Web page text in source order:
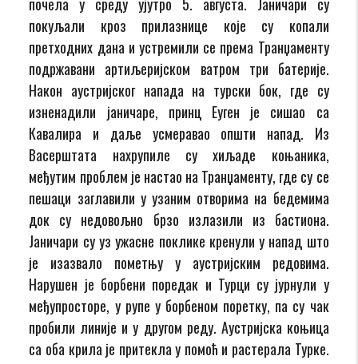
покуљали кроз прилазнице које су копали
претходних дана и устремили се према Транџаменту
подржавани артиљеријском ватром три батерије.
Након аустријског напада на турски бок, где су
изненадили јаничаре, принц Еуген је сишао са
Кавалира и даље усмеравао општи напад. Из
Васерштата нахрупиле су хиљаде коњаника,
међутим проблем је настао на Транџаменту, где су се
пешаци заглавили у узаним отворима на бедемима
док су недовољно брзо излазили из бастиона.
Јаничари су уз ужасне поклике кренули у напад што
је изазвало пометњу у аустријским редовима.
Нарушен је борбени поредак и Турци су јурнули у
међупросторе, у рупе у борбеном поретку, па су чак
пробили линије и у другом реду. Аустријска коњица
са оба крила је притекла у помоћ и растерала Турке.